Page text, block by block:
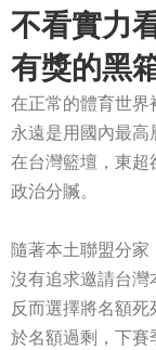
不看實力
有獎的黑
在正常的體育世界
永遠是用國內最
在台灣籃壇，東超
政治分贓。
隨著本土聯盟分家
沒有追求邀請台灣
反而選擇將名額
於名額過剩，下